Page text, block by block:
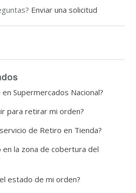
Enviar una solicitud
Supermercados Nacional?
para retirar mi orden?
de Retiro en Tienda?
en la zona de cobertura del
estado de mi orden?